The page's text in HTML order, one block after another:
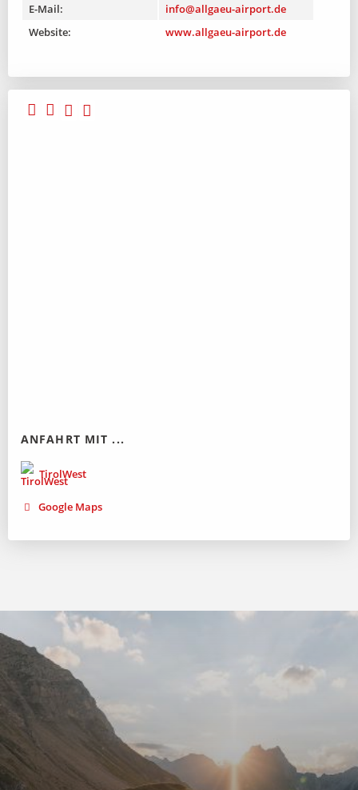
E-Mail:
info@allgaeu-airport.de
Website:
www.allgaeu-airport.de
ANFAHRT MIT ...
TirolWest
Google Maps